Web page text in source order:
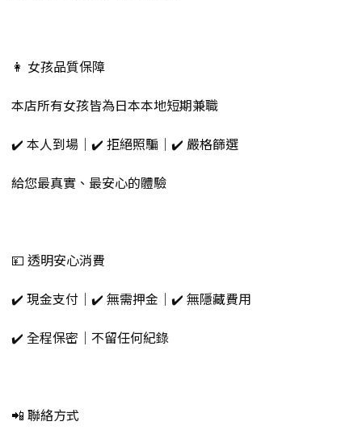
👩 女孩品質保障
本店所有女孩皆為日本本地短期兼職
✔️ 本人到場｜✔️ 拒絕照騙｜✔️ 嚴格篩選
給您最真實、最安心的體驗
💴 透明安心消費
✔️ 現金支付｜✔️ 無需押金｜✔️ 無隱藏費用
✔️ 全程保密｜不留任何紀錄
📲 聯絡方式